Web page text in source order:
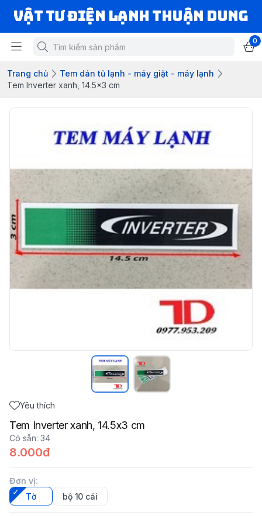
VẬT TƯ ĐIỆN LẠNH THUẬN DUNG
0
Trang chủ
Tem dán tủ lạnh - máy giặt - máy lạnh
Tem Inverter xanh, 14.5x3 cm
Yêu thích
Tem Inverter xanh, 14.5x3 cm
Có sẵn: 34
8.000đ
Đơn vị:
Tờ
bộ 10 cái